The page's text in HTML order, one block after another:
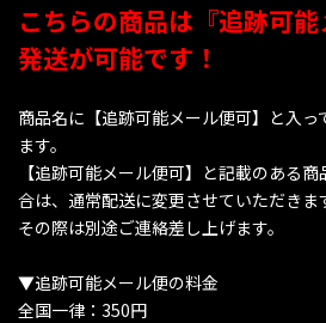
こちらの商品は『追跡可
発送が可能です！
商品名に【追跡可能メール便可】と入っ
ます。
【追跡可能メール便可】と記載のある
合は、通常配送に変更させていただきま
その際は別途ご連絡差し上げます。
▼追跡可能メール便の料金
全国一律：350円